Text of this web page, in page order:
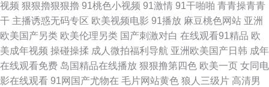
视频 狠狠擼狠狠擼 91桃色小视频 91激情 91干啪啪 青青操青青
干 主播诱惑无码专区 欧美视频电影 91播放 麻豆桃色网站 亚洲
欧美国产另类 欧美伦理另类 国产刺激对白 在线观看91精品 欧
美成年视频 操碰操揉 成人微拍福利导航 亚洲欧美国产日韩 成年
在线观看免费 岛国精品在线播放 狠狠撸第四色 欧美一页 女同电
影在线观看 91网国产尤物在 毛片网站黄色 狼人三级片 高清男